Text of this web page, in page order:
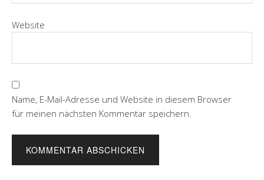
Website
Name, E-Mail-Adresse und Website in diesem Browser
für meinen nächsten Kommentar speichern.